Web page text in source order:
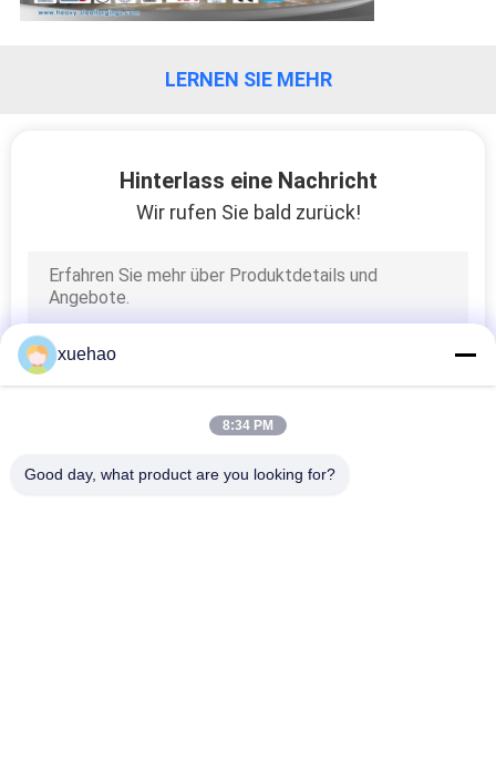
LERNEN SIE MEHR
Hinterlass eine Nachricht
Wir rufen Sie bald zurück!
xuehao
8:34 PM
Good day, what product are you looking for?